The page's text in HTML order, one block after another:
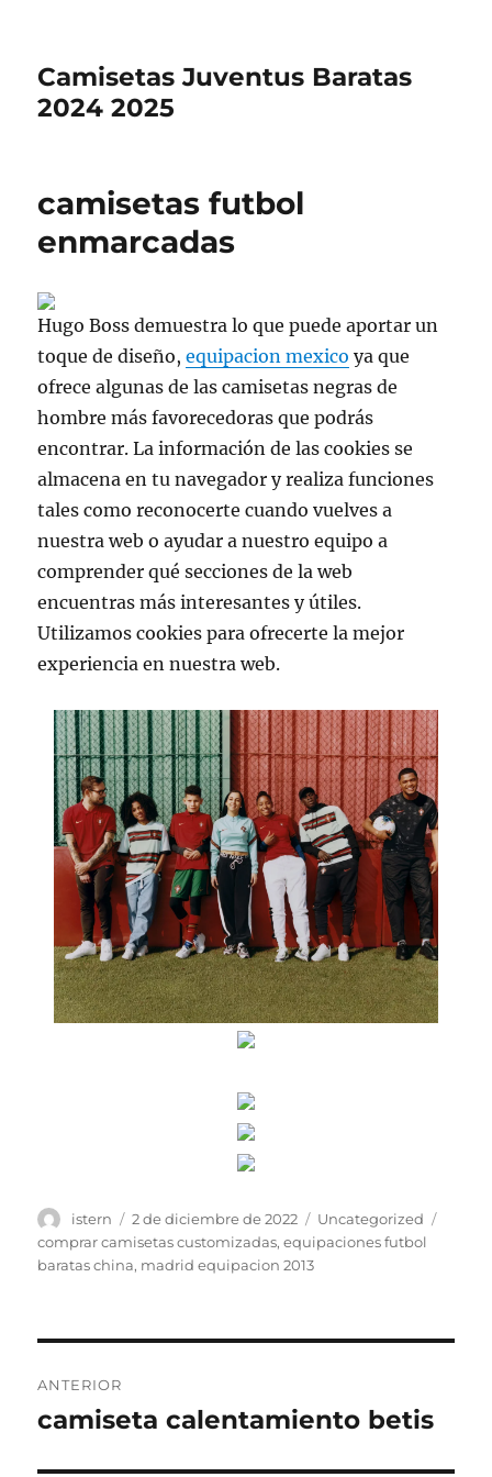
Camisetas Juventus Baratas
2024 2025
camisetas futbol
enmarcadas
Hugo Boss demuestra lo que puede aportar un
toque de diseño,equipacion mexico ya que
ofrece algunas de las camisetas negras de
hombre más favorecedoras que podrás
encontrar. La información de las cookies se
almacena en tu navegador y realiza funciones
tales como reconocerte cuando vuelves a
nuestra web o ayudar a nuestro equipo a
comprender qué secciones de la web
encuentras más interesantes y útiles.
Utilizamos cookies para ofrecerte la mejor
experiencia en nuestra web.
Autor
istern
Publicado
el
2 de diciembre de 2022 Categorías
Uncategorized
comprar camisetas customizadas,equipaciones futbol
baratas china, madrid equipacion 2013
de
ANTERIOR
Entrada
camiseta calentamiento betis